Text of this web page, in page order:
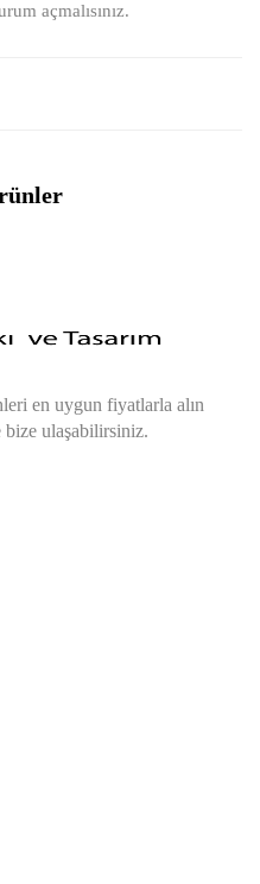
açmalısınız.
en uygun fiyatlarla alın
ulaşabilirsiniz.